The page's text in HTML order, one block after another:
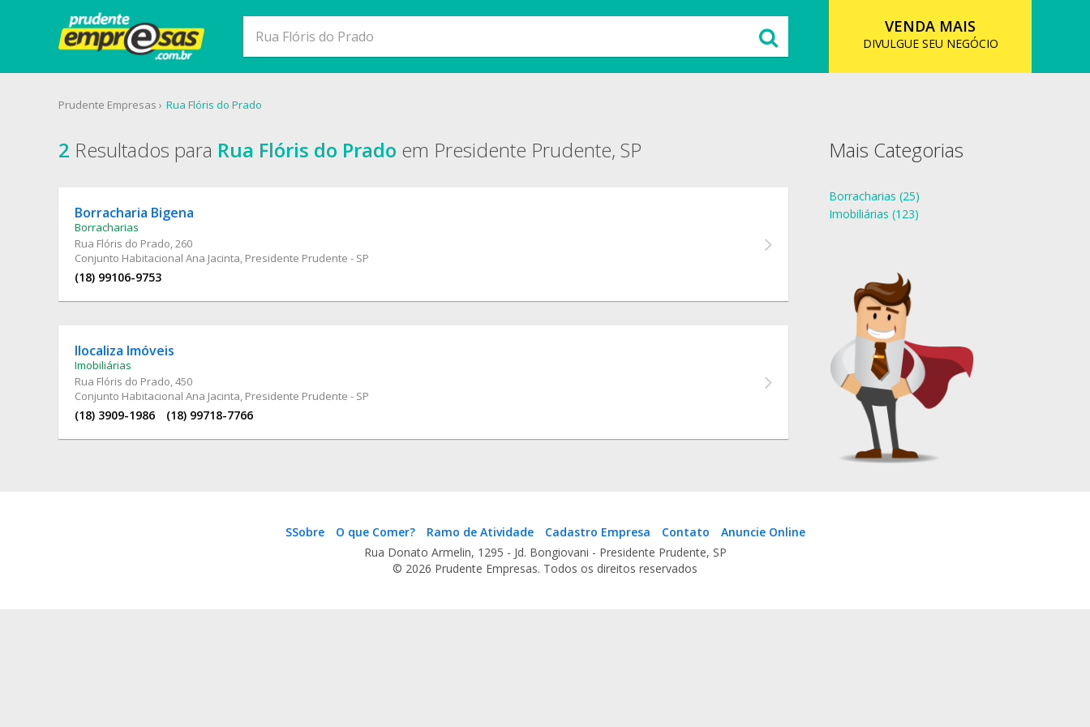
VENDA MAIS
DIVULGUE SEU NEGÓCIO
Prudente Empresas Rua Flóris do Prado
2 Resultados para Rua Flóris do Prado em Presidente Prudente, SP
Borracharia Bigena
Borracharias
Rua Flóris do Prado, 260
Conjunto Habitacional Ana Jacinta, Presidente Prudente - SP
(18) 99106-9753
Ilocaliza Imóveis
Imobiliárias
Rua Flóris do Prado, 450
Conjunto Habitacional Ana Jacinta, Presidente Prudente - SP
(18) 3909-1986 (18) 99718-7766
Mais Categorias
Borracharias (25)
Imobiliárias (123)
SSobre O que Comer? Ramo de Atividade Cadastro Empresa Contato
Anuncie Online
Rua Donato Armelin, 1295 - Jd. Bongiovani - Presidente Prudente, SP
© 2026 Prudente Empresas. Todos os direitos reservados